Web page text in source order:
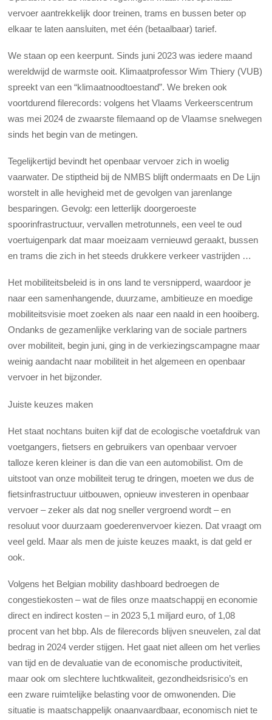
vervoer aantrekkelijk door treinen, trams en bussen beter op
elkaar te laten aansluiten, met één (betaalbaar) tarief.
We staan op een keerpunt. Sinds juni 2023 was iedere maand
wereldwijd de warmste ooit. Klimaatprofessor Wim Thiery (VUB)
spreekt van een “klimaatnoodtoestand”. We breken ook
voortdurend filerecords: volgens het Vlaams Verkeerscentrum
was mei 2024 de zwaarste filemaand op de Vlaamse snelwegen
sinds het begin van de metingen.
Tegelijkertijd bevindt het openbaar vervoer zich in woelig
vaarwater. De stiptheid bij de NMBS blijft ondermaats en De Lijn
worstelt in alle hevigheid met de gevolgen van jarenlange
besparingen. Gevolg: een letterlijk doorgeroeste
spoorinfrastructuur, vervallen metrotunnels, een veel te oud
voertuigenpark dat maar moeizaam vernieuwd geraakt, bussen
en trams die zich in het steeds drukkere verkeer vastrijden …
Het mobiliteitsbeleid is in ons land te versnipperd, waardoor je
naar een samenhangende, duurzame, ambitieuze en moedige
mobiliteitsvisie moet zoeken als naar een naald in een hooiberg.
Ondanks de gezamenlijke verklaring van de sociale partners
over mobiliteit, begin juni, ging in de verkiezingscampagne maar
weinig aandacht naar mobiliteit in het algemeen en openbaar
vervoer in het bijzonder.
Juiste keuzes maken
Het staat nochtans buiten kijf dat de ecologische voetafdruk van
voetgangers, fietsers en gebruikers van openbaar vervoer
talloze keren kleiner is dan die van een automobilist. Om de
uitstoot van onze mobiliteit terug te dringen, moeten we dus de
fietsinfrastructuur uitbouwen, opnieuw investeren in openbaar
vervoer – zeker als dat nog sneller vergroend wordt – en
resoluut voor duurzaam goederenvervoer kiezen. Dat vraagt om
veel geld. Maar als men de juiste keuzes maakt, is dat geld er
ook.
Volgens het Belgian mobility dashboard bedroegen de
congestiekosten – wat de files onze maatschappij en economie
direct en indirect kosten – in 2023 5,1 miljard euro, of 1,08
procent van het bbp. Als de filerecords blijven sneuvelen, zal dat
bedrag in 2024 verder stijgen. Het gaat niet alleen om het verlies
van tijd en de devaluatie van de economische productiviteit,
maar ook om slechtere luchtkwaliteit, gezondheidsrisico’s en
een zware ruimtelijke belasting voor de omwonenden. Die
situatie is maatschappelijk onaanvaardbaar, economisch niet te